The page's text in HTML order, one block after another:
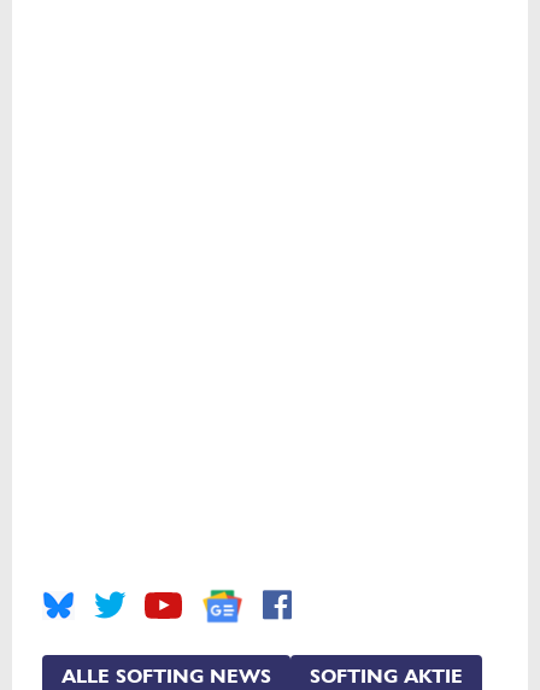
ALLE SOFTING NEWS SOFTING AKTIE